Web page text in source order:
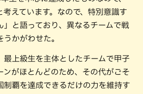
考えています。なので、特別意識す
」と語っており、異なるチームで戦
かがわせた。
最上級生を主体としたチームで甲子
ンがほとんどのため、その代がごそ
制覇を達成できるだけの力を維持す